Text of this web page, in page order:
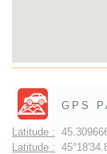
GPS
Latitude :
Latitude :